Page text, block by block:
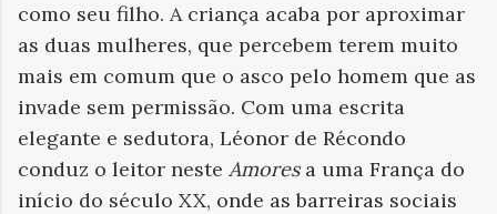
como seu filho. A criança acaba por aproximar
as duas mulheres, que percebem terem muito
mais em comum que o asco pelo homem que as
invade sem permissão. Com uma escrita
elegante e sedutora, Léonor de Récondo
conduz o leitor neste Amoresa uma França do
início do século XX, onde as barreiras sociais